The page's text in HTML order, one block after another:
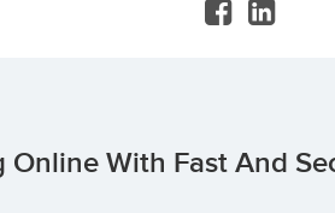
With Fast And